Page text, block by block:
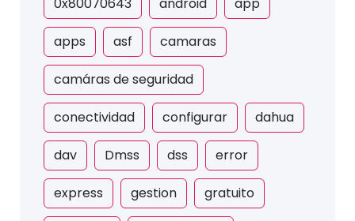
apps asf camaras
camáras de seguridad
conectividad configurar dahua
dav Dmss dss error
express gestion gratuito